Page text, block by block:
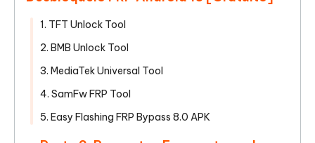
1. TFT Unlock Tool
2. BMB Unlock Tool
3. MediaTek Universal Tool
4. SamFw FRP Tool
5. Easy Flashing FRP Bypass 8.0 APK